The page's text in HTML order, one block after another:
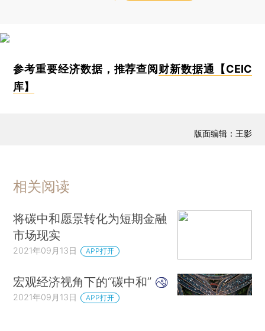
参考重要经济数据，推荐查阅 财新数据通【CEIC
库】
版面编辑：王影
相关阅读
将碳中和愿景转化为短期金融
市场现实
2021年09月13日 APP打开
宏观经济视角下的“碳中和”
2021年09月13日 APP打开